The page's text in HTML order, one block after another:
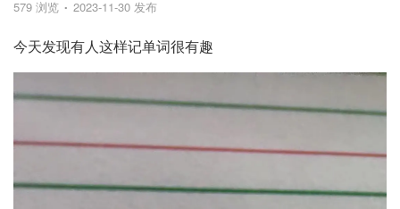
579 浏览 2023-11-30 发布
今天发现有人这样记单词很有趣